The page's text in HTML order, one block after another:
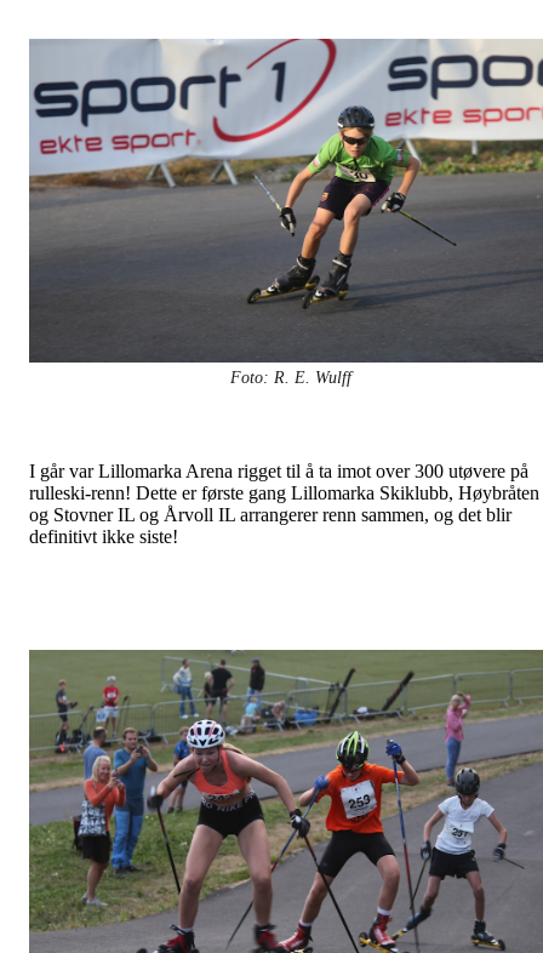
Foto: R. E. Wulff
I går var Lillomarka Arena rigget til å ta imot over 300 utøvere på
rulleski-renn! Dette er første gang Lillomarka Skiklubb, Høybråten
og Stovner IL og Årvoll IL arrangerer renn sammen, og det blir
definitivt ikke siste!